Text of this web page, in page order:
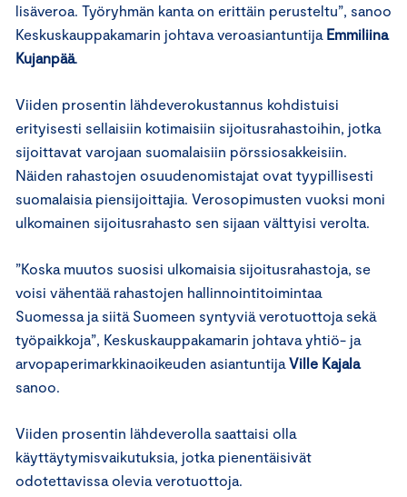
lisäveroa. Työryhmän kanta on erittäin perusteltu”, sanoo
Keskuskauppakamarin johtava veroasiantuntija Emmiliina
Kujanpää.
Viiden prosentin lähdeverokustannus kohdistuisi
erityisesti sellaisiin kotimaisiin sijoitusrahastoihin, jotka
sijoittavat varojaan suomalaisiin pörssiosakkeisiin.
Näiden rahastojen osuudenomistajat ovat tyypillisesti
suomalaisia piensijoittajia. Verosopimusten vuoksi moni
ulkomainen sijoitusrahasto sen sijaan välttyisi verolta.
”Koska muutos suosisi ulkomaisia sijoitusrahastoja, se
voisi vähentää rahastojen hallinnointitoimintaa
Suomessa ja siitä Suomeen syntyviä verotuottoja sekä
työpaikkoja”, Keskuskauppakamarin johtava yhtiö- ja
arvopaperimarkkinaoikeuden asiantuntija Ville Kajala
sanoo.
Viiden prosentin lähdeverolla saattaisi olla
käyttäytymisvaikutuksia, jotka pienentäisivät
odotettavissa olevia verotuottoja.